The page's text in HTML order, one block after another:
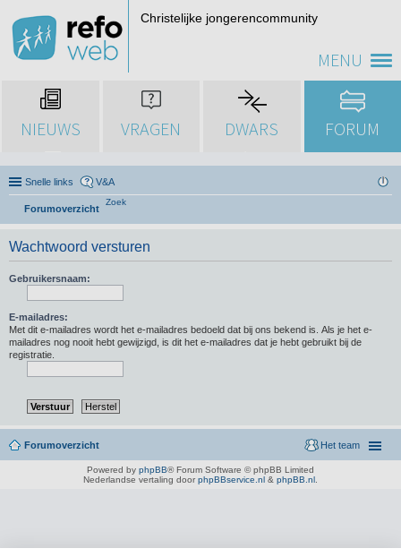
MENU
Christelijke jongerencommunity
NIEUWS VRAGEN DWARS FORUM
Snelle links V&A
Forumoverzicht
Zoek
Wachtwoord versturen
Gebruikersnaam:
E-mailadres:
Met dit e-mailadres wordt het e-mailadres bedoeld dat bij ons bekend is. Als je het e-
mailadres nog nooit hebt gewijzigd, is dit het e-mailadres dat je hebt gebruikt bij de
registratie.
Forumoverzicht Het team
Powered by phpBB® Forum Software © phpBB Limited
Nederlandse vertaling door phpBBservice.nl & phpBB.nl